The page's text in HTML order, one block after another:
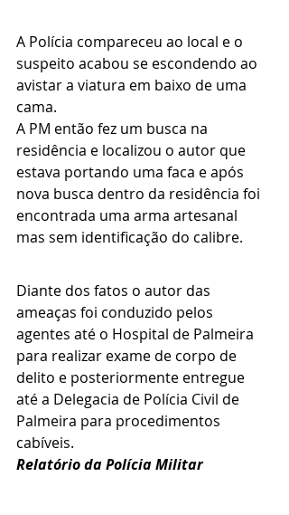
A Polícia compareceu ao local e o
suspeito acabou se escondendo ao
avistar a viatura em baixo de uma
cama.
A PM então fez um busca na
residência e localizou o autor que
estava portando uma faca e após
nova busca dentro da residência foi
encontrada uma arma artesanal
mas sem identificação do calibre.
Diante dos fatos o autor das
ameaças foi conduzido pelos
agentes até o Hospital de Palmeira
para realizar exame de corpo de
delito e posteriormente entregue
até a Delegacia de Polícia Civil de
Palmeira para procedimentos
cabíveis.
Relatório da Polícia Militar